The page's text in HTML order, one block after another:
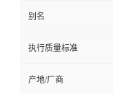
别名
执行质量标准
产地/厂商